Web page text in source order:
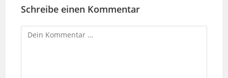
Schreibe einen Kommentar
Kommentar